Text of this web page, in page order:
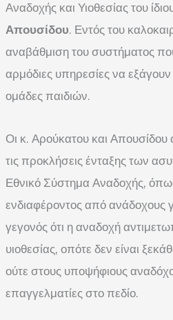
Αναδοχής και Υιοθεσίας του
Απουσίδου. Εντός του
αναβάθμιση του συστήματος
αρμόδιες υπηρεσίες να εξάγουν
ομάδες παιδιών.
Οι κ. Αρούκατου και
τις προκλήσεις ένταξης των
Εθνικό Σύστημα Αναδοχής,
ενδιαφέροντος από ανάδοχους
γεγονός ότι η αναδοχή
υιοθεσίας, οπότε δεν είναι
ούτε στους υποψήφιους
επαγγελματίες στο πεδίο.